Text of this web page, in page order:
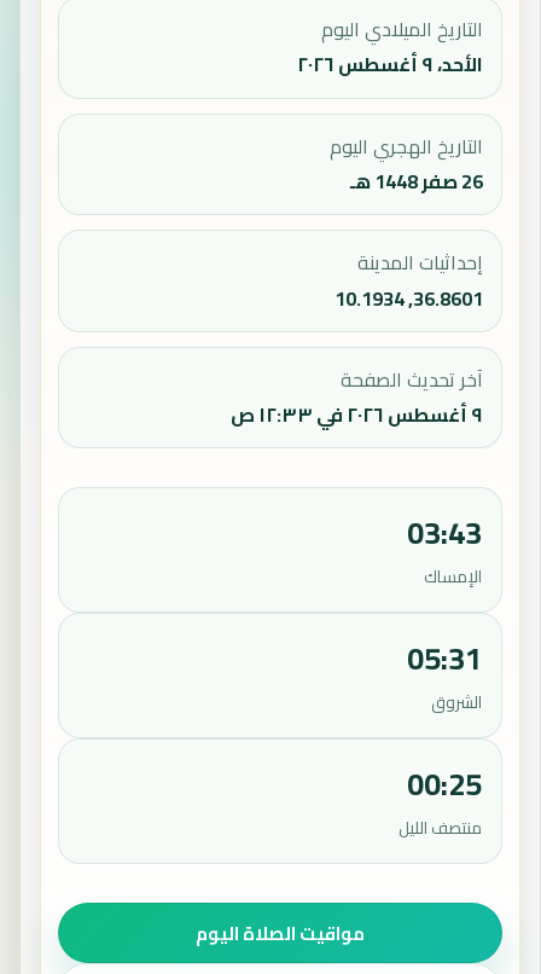
التاريخ الميلادي اليوم
الأحد، ٩ أغسطس ٢٠٢٦
التاريخ الهجري اليوم
26 صفر 1448 هـ
إحداثيات المدينة
36.8601, 10.1934
آخر تحديث الصفحة
٩ أغسطس ٢٠٢٦ في ١٢:٣٣ ص
03:43
الإمساك
05:31
الشروق
00:25
منتصف الليل
مواقيت الصلاة اليوم